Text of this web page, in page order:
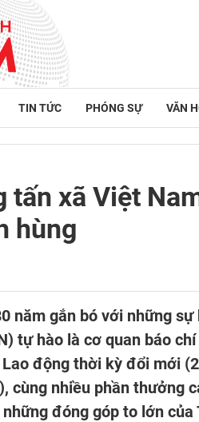
TIN TỨC PHÓNG SỰ VĂN
tấn xã Việt
hùng
năm gắn bó với những
tự hào là cơ quan báo
động thời kỳ đổi mới
cùng nhiều phần thưởng
đóng góp to lớn